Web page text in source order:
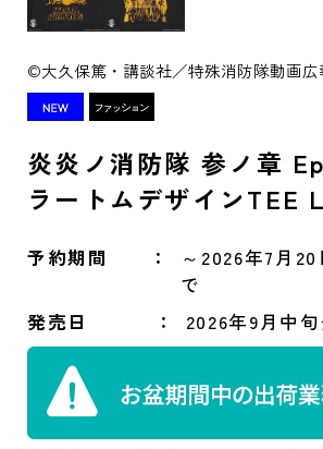
©大久保篤・講談社／特殊消防隊動画広
炎炎ノ消防隊 参ノ章
ラートムデザインTEE L
予約期間
～2026年7月
で
発売日
2026年9月中